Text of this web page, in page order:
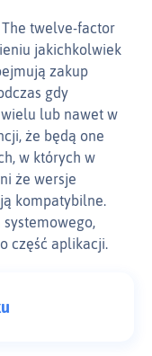
twelve-factor
jakichkolwiek
zakup
gdy
lub nawet w
że będą one
w których w
że wersje
kompatybilne.
część aplikacji.